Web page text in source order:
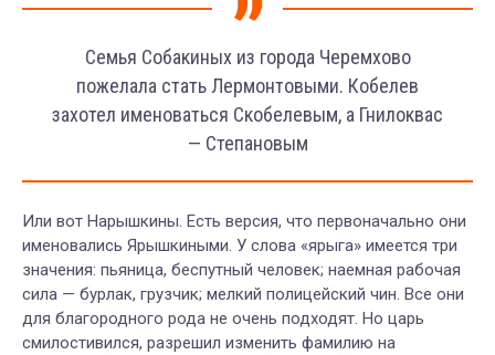
Семья Собакиных из города Черемхово
пожелала стать Лермонтовыми. Кобелев
захотел именоваться Скобелевым, а Гнилоквас
— Степановым
Или вот Нарышкины. Есть версия, что первоначально они
именовались Ярышкиными. У слова «ярыга» имеется три
значения: пьяница, беспутный человек; наемная рабочая
сила — бурлак, грузчик; мелкий полицейский чин. Все они
для благородного рода не очень подходят. Но царь
смилостивился, разрешил изменить фамилию на